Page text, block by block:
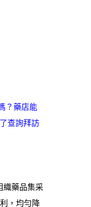
？藥店能
查詢拜訪
藥品集采
，均勻降